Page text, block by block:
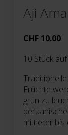
Aji
CHF 10.00
10 Stück
Früchte
grün zu
mittlerer bis